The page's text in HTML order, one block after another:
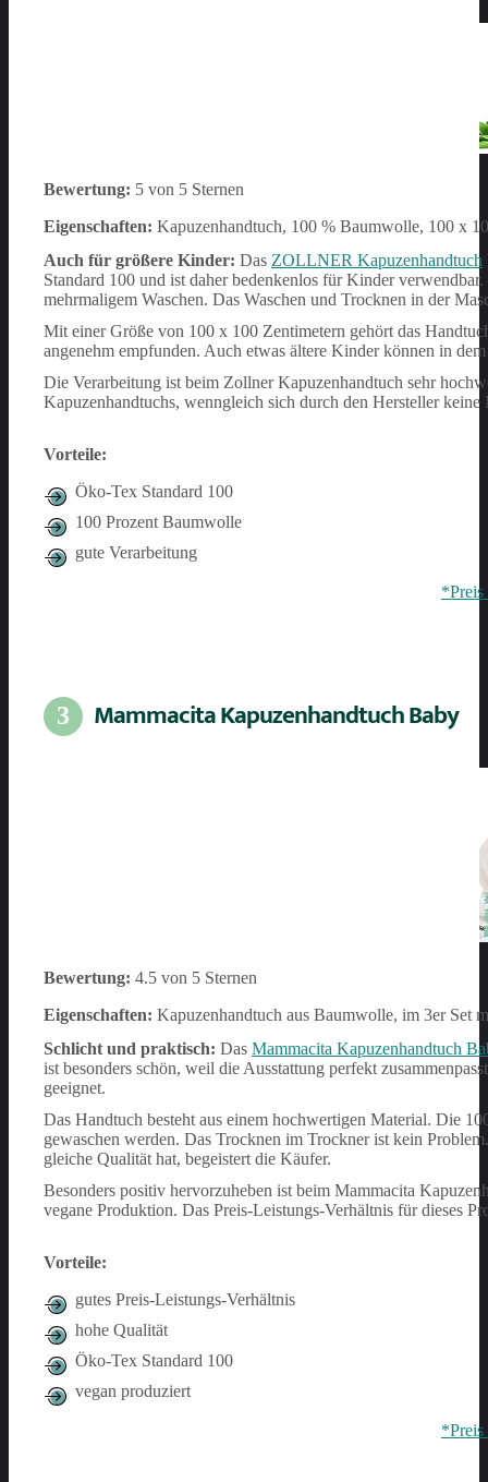
Bewertung: 5 von 5 Sternen
Eigenschaften: Kapuzenhandtuch, 100 % Baumwolle, 100 x
Auch für größere Kinder: Das ZOLLNER Kapuzenhandtuch
Standard 100 und ist daher bedenkenlos für Kinder
mehrmaligem Waschen. Das Waschen und Trocknen in der
Mit einer Größe von 100 x 100 Zentimetern gehört das
angenehm empfunden. Auch etwas ältere Kinder können in
Die Verarbeitung ist beim Zollner Kapuzenhandtuch sehr
Kapuzenhandtuchs, wenngleich sich durch den Hersteller
Vorteile:
Öko-Tex Standard 100
100 Prozent Baumwolle
gute Verarbeitung
*Preis
3 Mammacita Kapuzenhandtuch Baby
Bewertung: 4.5 von 5 Sternen
Eigenschaften: Kapuzenhandtuch aus Baumwolle, im 3er Set
Schlicht und praktisch: Das Mammacita Kapuzenhandtuch
ist besonders schön, weil die Ausstattung perfekt
geeignet.
Das Handtuch besteht aus einem hochwertigen Material. Die
gewaschen werden. Das Trocknen im Trockner ist kein
gleiche Qualität hat, begeistert die Käufer.
Besonders positiv hervorzuheben ist beim Mammacita
vegane Produktion. Das Preis-Leistungs-Verhältnis für dieses
Vorteile:
gutes Preis-Leistungs-Verhältnis
hohe Qualität
Öko-Tex Standard 100
vegan produziert
*Preis